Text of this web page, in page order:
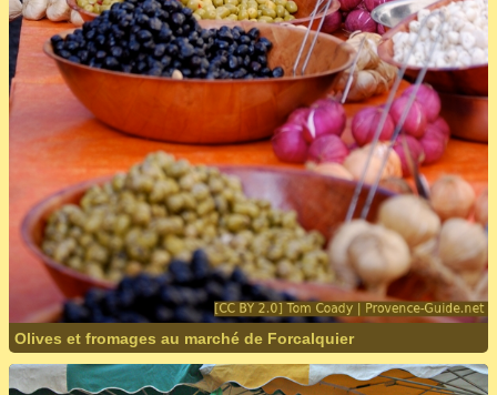
Olives et fromages au marché de Forcalquier